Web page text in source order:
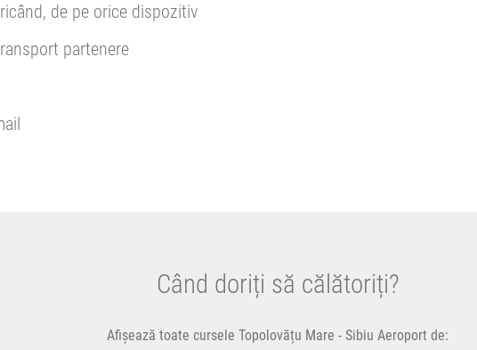
de pe orice dispozitiv
partenere
Când doriți să călătoriți?
Afișează toate cursele Topolovățu Mare - Sibiu Aeroport de: